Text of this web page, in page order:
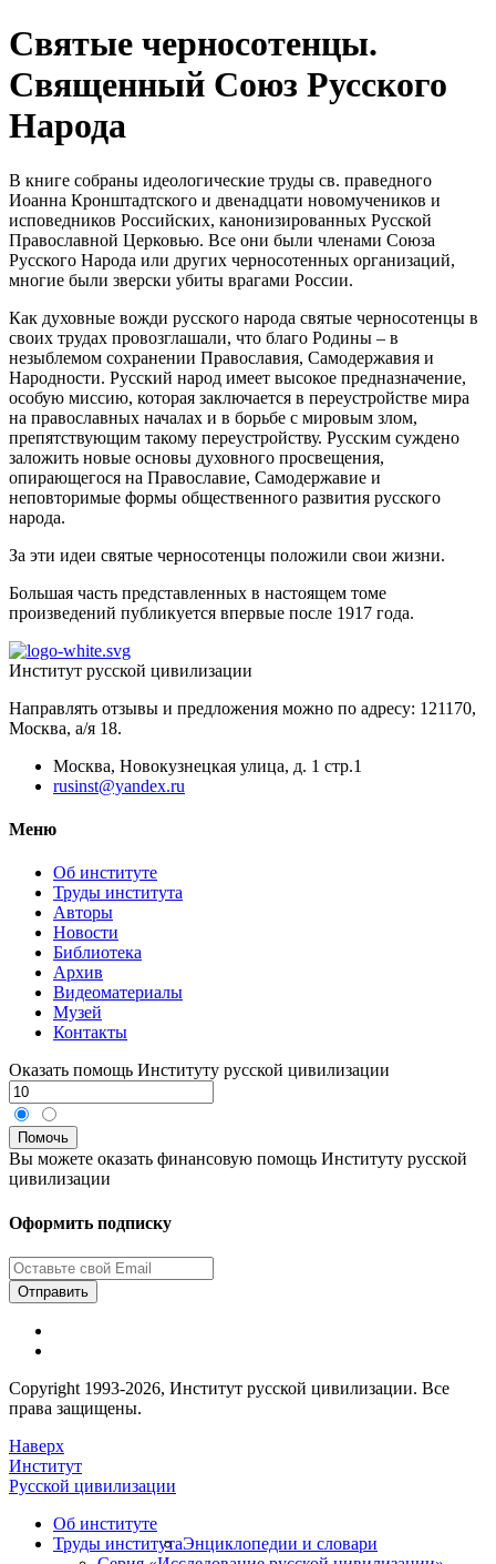
Святые черносотенцы.
Священный Союз Русского
Народа
В книге собраны идеологические труды св. праведного
Иоанна Кронштадтского и двенадцати новомучеников и
исповедников Российских, канонизированных Русской
Православной Церковью. Все они были членами Союза
Русского Народа или других черносотенных организаций,
многие были зверски убиты врагами России.
Как духовные вожди русского народа святые черносотенцы в
своих трудах провозглашали, что благо Родины – в
незыблемом сохранении Православия, Самодержавия и
Народности. Русский народ имеет высокое предназначение,
особую миссию, которая заключается в переустройстве мира
на православных началах и в борьбе с мировым злом,
препятствующим такому переустройству. Русским суждено
заложить новые основы духовного просвещения,
опирающегося на Православие, Самодержавие и
неповторимые формы общественного развития русского
народа.
За эти идеи святые черносотенцы положили свои жизни.
Большая часть представленных в настоящем томе
произведений публикуется впервые после 1917 года.
Институт русской цивилизации
Направлять отзывы и предложения можно по адресу: 121170,
Москва, а/я 18.
Москва, Новокузнецкая улица, д. 1 стр.1
rusinst@yandex.ru
Меню
Об институте
Труды института
Авторы
Новости
Библиотека
Архив
Видеоматериалы
Музей
Контакты
Оказать помощь Институту русской цивилизации
Вы можете оказать финансовую помощь Институту русской
цивилизации
Оформить подписку
Отправить
Copyright 1993-2026, Институт русской цивилизации. Все
права защищены.
Наверх
Институт
Русской цивилизации
Об институте
Труды институтаЭнциклопедии и словари